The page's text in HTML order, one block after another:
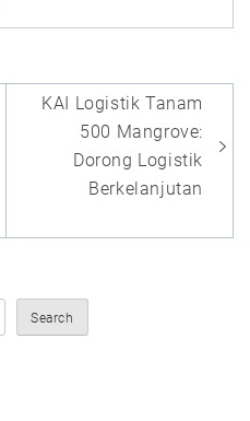
KAI Logistik Tanam
500 Mangrove:
Dorong Logistik
Berkelanjutan
Search